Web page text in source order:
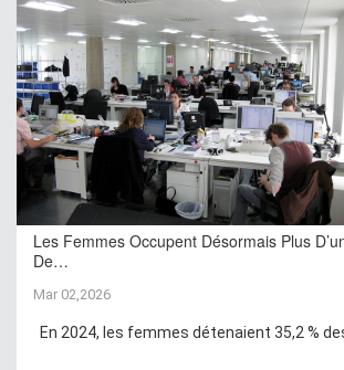
Les Femmes Occupent Désormais Plus
De…
Mar 02,2026
En 2024, les femmes détenaient 35,2 %